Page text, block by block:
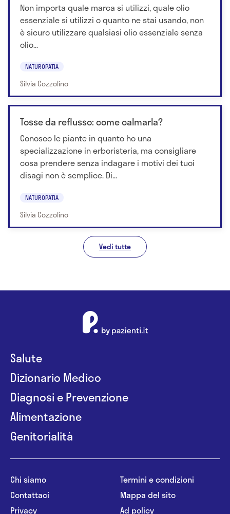
Non importa quale marca si utilizzi, quale olio
essenziale si utilizzi o quanto ne stai usando, non
è sicuro utilizzare qualsiasi olio essenziale senza
olio...
NATUROPATIA
Silvia Cozzolino
Tosse da reflusso: come calmarla?
Conosco le piante in quanto ho una
specializzazione in erboristeria, ma consigliare
cosa prendere senza indagare i motivi dei tuoi
disagi non è semplice. Di...
NATUROPATIA
Silvia Cozzolino
Vedi tutte
Salute
Dizionario Medico
Diagnosi e Prevenzione
Alimentazione
Genitorialità
Chi siamo
Contattaci
Privacy
Termini e condizioni
Mappa del sito
Ad policy